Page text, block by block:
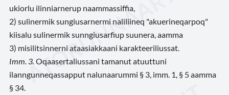
ukiorlu ilinniarnerup naammassiffia,
2) sulinermik sungiusarnermi naliliineq "akuerineqarpoq"
kiisalu sulinermik sunngiusarfiup suunera, aamma
3) misilitsinnerni ataasiakkaani karakteeriliussat.
Imm. 3. Oqaasertaliussani tamanut atuuttuni
ilanngunneqassapput nalunaarummi § 3, imm. 1, § 5 aamma
§ 34.